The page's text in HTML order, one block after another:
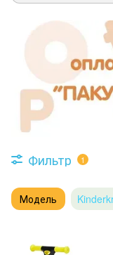
Фильтр 1
Модель